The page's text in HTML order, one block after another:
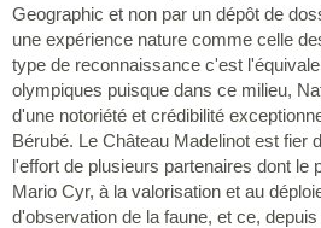
Geographic et non par un dépôt de
une expérience nature comme celle
type de reconnaissance c'est
olympiques puisque dans ce milieu,
d'une notoriété et crédibilité
Bérubé. Le Château Madelinot est fier
l'effort de plusieurs partenaires dont le
Mario Cyr, à la valorisation et au
d'observation de la faune, et ce,